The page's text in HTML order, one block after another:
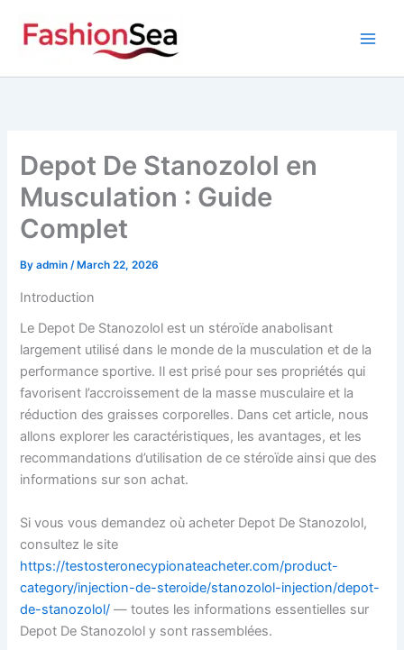
Depot De Stanozolol en
Musculation : Guide
Complet
Byadmin/ March 22, 2026
Introduction
Le Depot De Stanozolol est un stéroïde anabolisant
largement utilisé dans le monde de la musculation et de la
performance sportive. Il est prisé pour ses propriétés qui
favorisent l’accroissement de la masse musculaire et la
réduction des graisses corporelles. Dans cet article, nous
allons explorer les caractéristiques, les avantages, et les
recommandations d’utilisation de ce stéroïde ainsi que des
informations sur son achat.
Si vous vous demandez où acheter Depot De Stanozolol,
consultez le site
https://testosteronecypionateacheter.com/product-
category/injection-de-steroide/stanozolol-injection/depot-
de-stanozolol/ — toutes les informations essentielles sur
Depot De Stanozolol y sont rassemblées.